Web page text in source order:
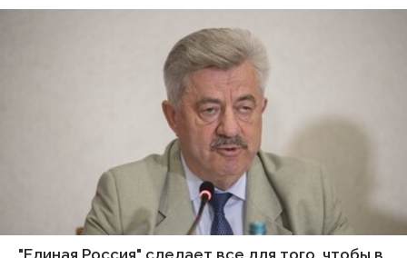
"Единая Россия" сделает все для того, чтобы в